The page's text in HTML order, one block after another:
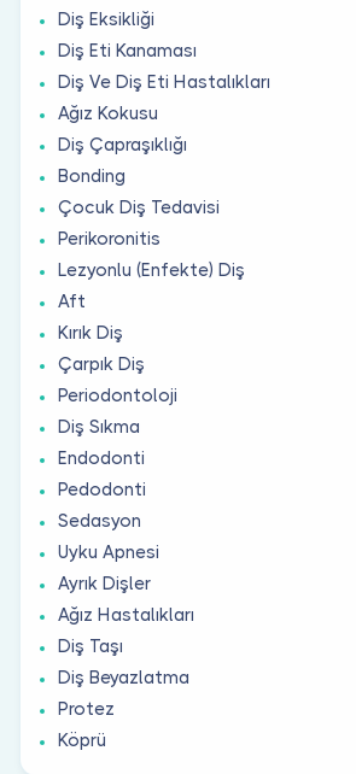
Diş Eksikliği
Diş Eti Kanaması
Diş Ve Diş Eti Hastalıkları
Ağız Kokusu
Diş Çapraşıklığı
Bonding
Çocuk Diş Tedavisi
Perikoronitis
Lezyonlu (Enfekte) Diş
Aft
Kırık Diş
Çarpık Diş
Periodontoloji
Diş Sıkma
Endodonti
Pedodonti
Sedasyon
Uyku Apnesi
Ayrık Dişler
Ağız Hastalıkları
Diş Taşı
Diş Beyazlatma
Protez
Köprü